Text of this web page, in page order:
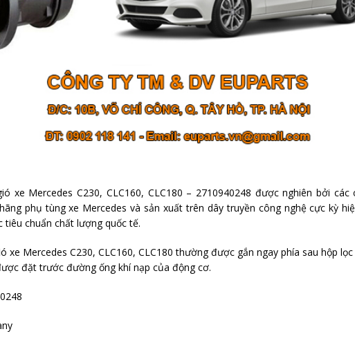
xe Mercedes C230, CLC160, CLC180 – 2710940248 được nghiên bởi các
phụ tùng xe Mercedes và sản xuất trên dây truyền công nghệ cực kỳ
tiêu chuẩn chất lượng quốc tế.
xe Mercedes C230, CLC160, CLC180 thường được gắn ngay phía sau hộp
đặt trước đường ống khí nạp của động cơ.